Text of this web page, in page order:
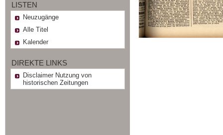
LISTEN
Neuzugänge
Alle Titel
Kalender
DIREKTE LINKS
Disclaimer Nutzung von
historischen Zeitungen